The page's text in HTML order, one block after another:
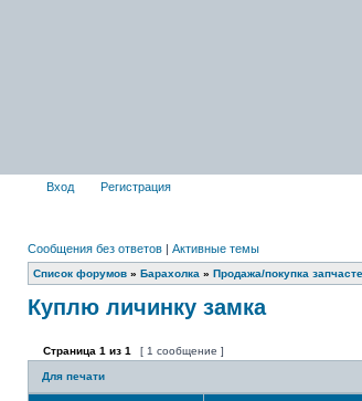
Вход Регистрация
Сообщения без ответов | Активные темы
Список форумов » Барахолка » Продажа/покупка
Куплю личинку замка
Страница 1 из 1 [ 1 сообщение ]
Для печати